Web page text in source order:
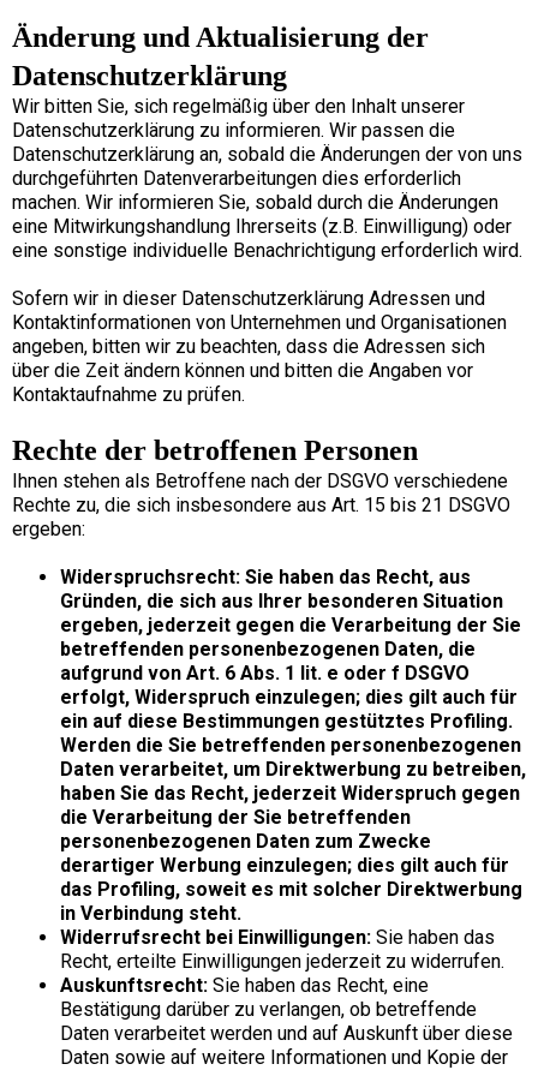
Änderung und Aktualisierung der
Datenschutzerklärung
Wir bitten Sie, sich regelmäßig über den Inhalt unserer
Datenschutzerklärung zu informieren. Wir passen die
Datenschutzerklärung an, sobald die Änderungen der von uns
durchgeführten Datenverarbeitungen dies erforderlich
machen. Wir informieren Sie, sobald durch die Änderungen
eine Mitwirkungshandlung Ihrerseits (z.B. Einwilligung) oder
eine sonstige individuelle Benachrichtigung erforderlich wird.
Sofern wir in dieser Datenschutzerklärung Adressen und
Kontaktinformationen von Unternehmen und Organisationen
angeben, bitten wir zu beachten, dass die Adressen sich
über die Zeit ändern können und bitten die Angaben vor
Kontaktaufnahme zu prüfen.
Rechte der betroffenen Personen
Ihnen stehen als Betroffene nach der DSGVO verschiedene
Rechte zu, die sich insbesondere aus Art. 15 bis 21 DSGVO
ergeben:
Widerspruchsrecht: Sie haben das Recht, aus
Gründen, die sich aus Ihrer besonderen Situation
ergeben, jederzeit gegen die Verarbeitung der Sie
betreffenden personenbezogenen Daten, die
aufgrund von Art. 6 Abs. 1 lit. e oder f DSGVO
erfolgt, Widerspruch einzulegen; dies gilt auch für
ein auf diese Bestimmungen gestütztes Profiling.
Werden die Sie betreffenden personenbezogenen
Daten verarbeitet, um Direktwerbung zu betreiben,
haben Sie das Recht, jederzeit Widerspruch gegen
die Verarbeitung der Sie betreffenden
personenbezogenen Daten zum Zwecke
derartiger Werbung einzulegen; dies gilt auch für
das Profiling, soweit es mit solcher Direktwerbung
in Verbindung steht.
Widerrufsrecht bei Einwilligungen: Sie haben das
Recht, erteilte Einwilligungen jederzeit zu widerrufen.
Auskunftsrecht: Sie haben das Recht, eine
Bestätigung darüber zu verlangen, ob betreffende
Daten verarbeitet werden und auf Auskunft über diese
Daten sowie auf weitere Informationen und Kopie der